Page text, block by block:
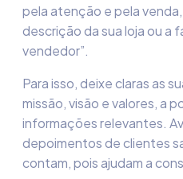
pela atenção e pela
descrição da sua loja ou a
vendedor”.
Para isso, deixe claras as
missão, visão e valores, a
informações relevantes.
depoimentos de clientes
contam, pois ajudam a